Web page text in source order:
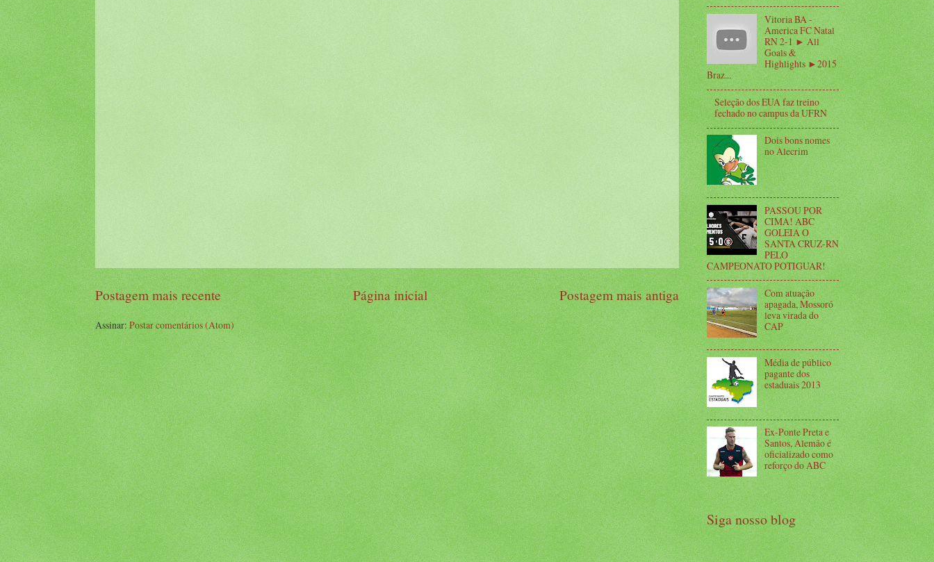
Postagem mais recente Postagem mais antiga
Página inicial
Assinar:Postar comentários (Atom)
Vitoria BA -
America FC Natal
RN 2-1 ► All
Goals &
Highlights ►2015
Braz...
Seleção dos EUA faz treino
fechado no campus da UFRN
Dois bons nomes
no Alecrim
PASSOU POR
CIMA! ABC
GOLEIA O
SANTA CRUZ-RN
PELO
CAMPEONATO POTIGUAR!
Com atuação
apagada, Mossoró
leva virada do
CAP
Média de público
pagante dos
estaduais 2013
Ex-Ponte Preta e
Santos, Alemão é
oficializado como
reforço do ABC
Siga nosso blog